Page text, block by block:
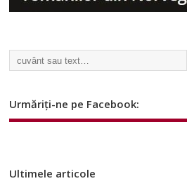
Urmăriți-ne pe Facebook:
Ultimele articole